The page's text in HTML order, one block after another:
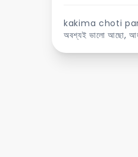
kakima choti panu
অবশ্যই ভালো আছো, আজ